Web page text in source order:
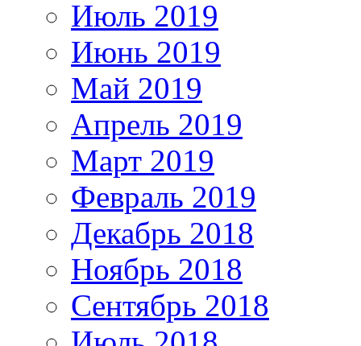
Июль 2019
Июнь 2019
Май 2019
Апрель 2019
Март 2019
Февраль 2019
Декабрь 2018
Ноябрь 2018
Сентябрь 2018